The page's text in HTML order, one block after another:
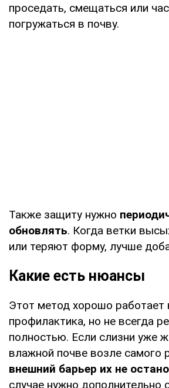
проседать, смещаться или
погружаться в почву.
Также защиту нужно
обновлять. Когда ветки
или теряют форму, лучше
Какие есть нюансы
Этот метод хорошо работает
профилактика, но не всегда
полностью. Если слизни уже
влажной почве возле самого
внешний барьер их не
случае нужно дополнительно